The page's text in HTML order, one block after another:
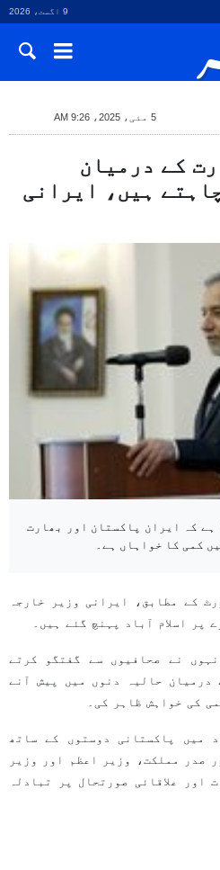
9 اگست، 2026
5 مئی، 2025، 9:26 AM
کے درمیان
ہیں، ایرانی
ہے کہ ایران پاکستان اور بھارت
کمی کا خواہاں ہے۔
کے مطابق، ایرانی وزیر خارجہ
پر اسلام آباد پہنچ گئے ہیں۔
نے صحافیوں سے گفتگو کرتے
درمیان حالیہ دنوں میں پیش آنے
کی خواہش ظاہر کی۔
میں پاکستانی دوستوں کے ساتھ
صدر مملکت، وزیر اعظم اور وزیر
اور علاقائی صورتحال پر تبادلہ